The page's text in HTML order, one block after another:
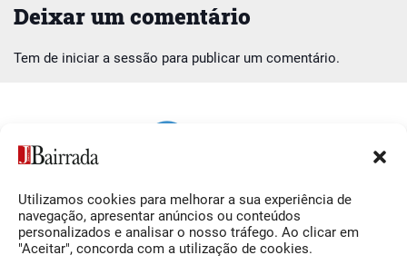
Utilizamos cookies para melhorar a sua experiência de
navegação, apresentar anúncios ou conteúdos
personalizados e analisar o nosso tráfego. Ao clicar em
"Aceitar", concorda com a utilização de cookies.
Deixar um comentário
Tem de iniciar a sessão para publicar um comentário.
Siga-nos
Facebook
O Jornal da Bairrada
Contactos